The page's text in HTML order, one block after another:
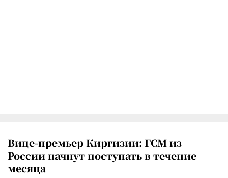
Вице-премьер Киргизии: ГСМ из
России начнут поступать в течение
месяца